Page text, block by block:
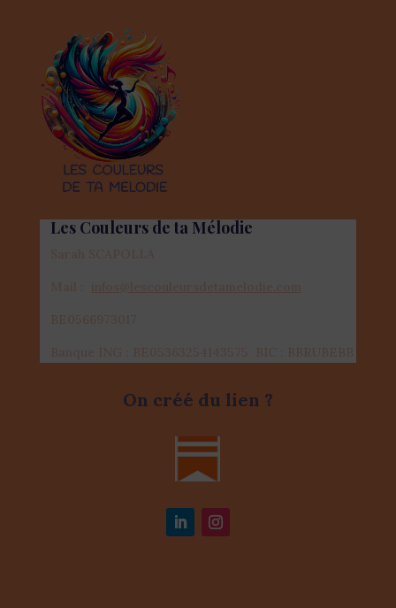
Les Couleurs de ta Mélodie
On créé du lien ?